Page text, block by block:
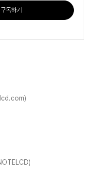
구독하기